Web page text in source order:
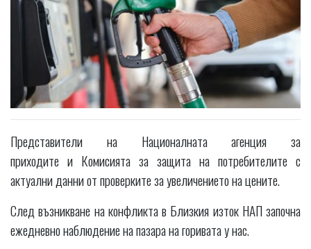
Представители на Националната агенция за
приходите и Комисията за защита на потребителите с
актуални данни от проверките за увеличението на цените.
След възникване на конфликта в Близкия изток НАП започна
ежедневно наблюдение на пазара на горивата у нас.